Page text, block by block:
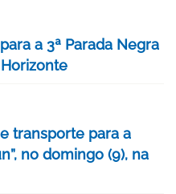
a 3ª Parada Negra
Horizonte
transporte para a
no domingo (9), na